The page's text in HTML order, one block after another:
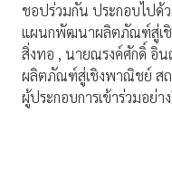
ชอปร่วมกัน ประกอบไปด้
แผนกพัฒนาผลิตภัณฑ์สู่เ
สิ่งทอ , นายณรงค์ศักดิ์ อิ
ผลิตภัณฑ์สู่เชิงพาณิชย์ ส
ผู้ประกอบการเข้าร่วมอย่า